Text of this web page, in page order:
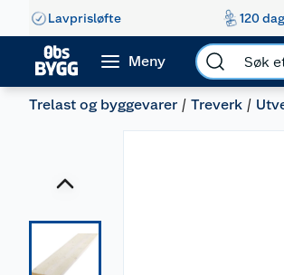
Lavprisløfte 120
Meny
Trelast og byggevarer Treverk